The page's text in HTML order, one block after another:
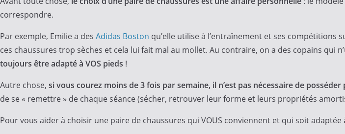
correspondre.
Par exemple, Emilie a des Adidas Boston qu’elle utilise à l’entraînement et ses compétitions
ces chaussures trop sèches et cela lui fait mal au mollet. Au contraire, on a des copains qui
toujours être adapté à VOS pieds !
Autre chose, si vous courez moins de 3 fois par semaine, il n’est pas nécessaire de
de se « remettre » de chaque séance (sécher, retrouver leur forme et leurs propriétés
Pour vous aider à choisir une paire de chaussures qui VOUS conviennent et qui soit